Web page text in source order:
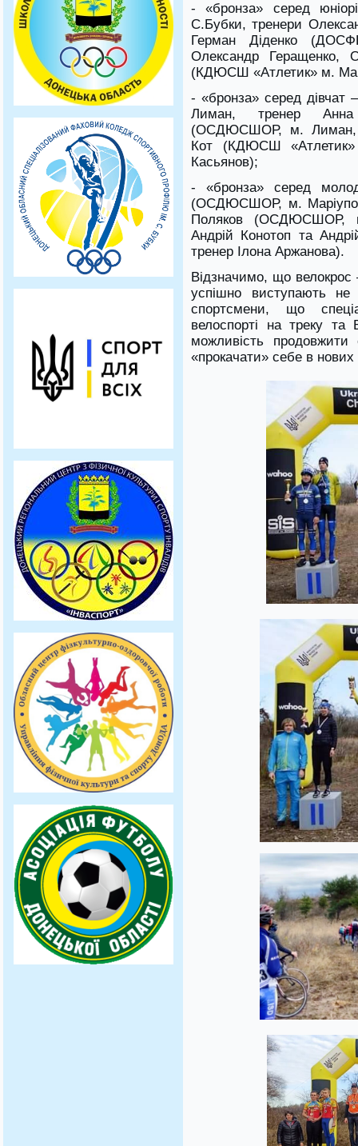
- «бронза» серед
С.Бубки, тренери
Герман Діденко
Олександр Геращенко,
(КДЮСШ «Атлетик» м.
- «бронза» серед
Лиман, тренер
(ОСДЮСШОР, м. Лиман,
Кот (КДЮСШ «Атлетик»
Касьянов);
- «бронза» серед
(ОСДЮСШОР, м.
Поляков (ОСДЮСШОР,
Андрій Конотоп та
тренер Ілона Аржанова).
Відзначимо, що велокрос
успішно виступають
спортсмени, що
велоспорті на треку
можливість
«прокачати» себе в